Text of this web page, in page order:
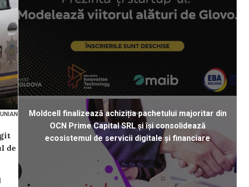
UNIAN
de
Moldcell finalizează achiziția pachetului majoritar din
OCN Prime Capital SRL și își consolidează
ecosistemul de servicii digitale și financiare